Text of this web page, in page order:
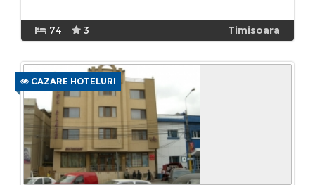
74 3 Timisoara
CAZARE HOTELURI